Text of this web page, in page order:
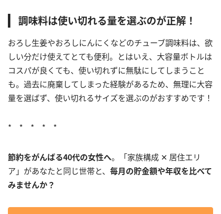
調味料は使い切れる量を選ぶのが正解！
おろし生姜やおろしにんにくなどのチューブ調味料は、欲
しい分だけ使えてとても便利。とはいえ、大容量ボトルは
コスパが良くても、使い切れずに無駄にしてしまうこと
も。過去に廃棄してしまった経験があるため、無理に大容
量を選ばず、使い切れるサイズを選ぶのがおすすめです！
* * * * *
節約をがんばる40代の女性へ。「家族構成 ✕ 居住エリ
ア」があなたと同じ世帯と、 毎月の貯金額や年収を比べて
みませんか？